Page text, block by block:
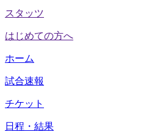
スタッツ
はじめての方へ
ホーム
試合速報
チケット
日程・結果